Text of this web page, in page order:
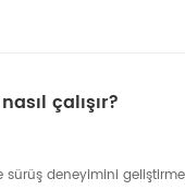
çalışır?
deneyimini